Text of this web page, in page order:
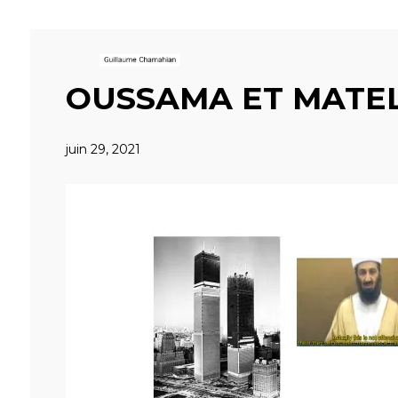
OUSSAMA ET
juin 29, 2021